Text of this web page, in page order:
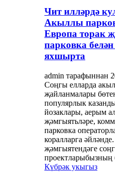
Чит илләрдә
Акыллы
Европа торак
парковка
яхшырта
admin тарафыннан
Соңгы елларда
җайланмалары
популярлык
йозаклары, аерым
җәмгыятьләре,
парковка
коралларга
җәмгыятендәге
проектларыбызның
Күбрәк укыгыз